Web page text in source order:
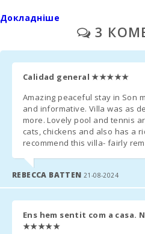
кам′янистий
пляж - Пляж
Ломбардс (km):
Пляж Алькудія
(км):
Пляж Кала
Ангила (km):
Пляж Кала
Эсмеральда
(км):
- Опалення (листопад -
- Фінальне прибирання: 220,00
- По бажанню клієнта
ліжечко і дитячий стільчик.
* Друге ліжечко - 10 євро в день
- У тих приміщеннях, де можна
за його наявності, вартість
ДОДАТКОВІ ПРИМІТКИ:
Докладніше
3
Calidad general★★★★★
Amazing peaceful stay in Son
and informative. Villa was as
more. Lovely pool and tennis
cats, chickens and also has a
recommend this villa- fairly
REBECCA BATTEN 21-08-2024
Ens hem sentit com a casa.
★★★★★